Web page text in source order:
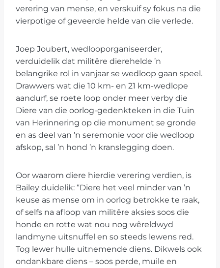
verering van mense, en verskuif sy fokus na die
vierpotige of geveerde helde van die verlede.
Joep Joubert, wedlooporganiseerder,
verduidelik dat militêre dierehelde ’n
belangrike rol in vanjaar se wedloop gaan speel.
Drawwers wat die 10 km- en 21 km-wedlope
aandurf, se roete loop onder meer verby die
Diere van die oorlog-gedenkteken in die Tuin
van Herinnering op die monument se gronde
en as deel van ’n seremonie voor die wedloop
afskop, sal ’n hond ’n kranslegging doen.
Oor waarom diere hierdie verering verdien, is
Bailey duidelik: “Diere het veel minder van ’n
keuse as mense om in oorlog betrokke te raak,
of selfs na afloop van militêre aksies soos die
honde en rotte wat nou nog wêreldwyd
landmyne uitsnuffel en so steeds lewens red.
Tog lewer hulle uitnemende diens. Dikwels ook
ondankbare diens – soos perde, muile en